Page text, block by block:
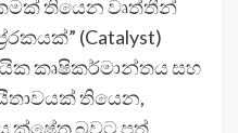
තියෙන වෘත්තීන්
(Catalyst)
කෘෂිකර්මාන්තය සහ
තියෙන,
බවට පත්